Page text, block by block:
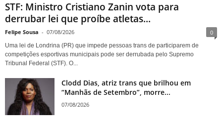
STF: Ministro Cristiano Zanin vota para
derrubar lei que proíbe atletas...
Felipe Sousa - 07/08/2026 0
Uma lei de Londrina (PR) que impede pessoas trans de participarem de
competições esportivas municipais pode ser derrubada pelo Supremo
Tribunal Federal (STF). O...
Clodd Dias, atriz trans que brilhou em
“Manhãs de Setembro”, morre...
07/08/2026